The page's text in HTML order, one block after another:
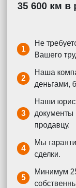
35 600 км в
1
Не
Вашего
2
Наша
деньгами,
3
Наши
продавцу.
4
Мы
сделки.
5
Минимум